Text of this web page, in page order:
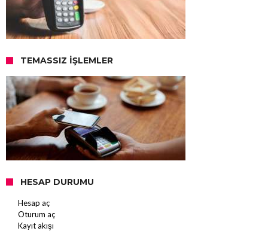
TEMASSIZ İŞLEMLER
HESAP DURUMU
Hesap aç
Oturum aç
Kayıt akışı